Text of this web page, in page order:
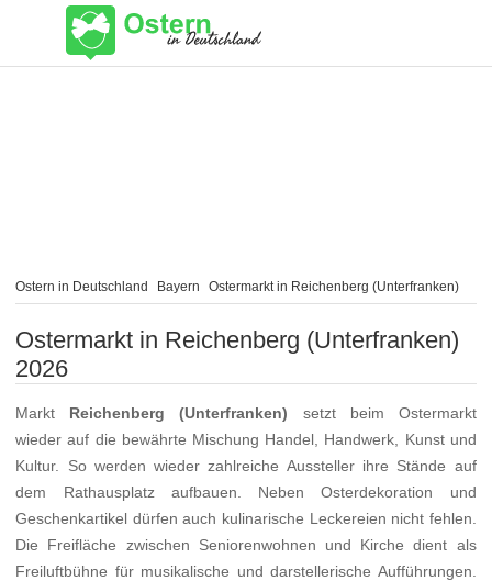
Ostern in Deutschland Bayern Ostermarkt in Reichenberg (Unterfranken)
Ostermarkt in Reichenberg (Unterfranken)
2026
Markt Reichenberg (Unterfranken) setzt beim Ostermarkt
wieder auf die bewährte Mischung Handel, Handwerk, Kunst und
Kultur. So werden wieder zahlreiche Aussteller ihre Stände auf
dem Rathausplatz aufbauen. Neben Osterdekoration und
Geschenkartikel dürfen auch kulinarische Leckereien nicht fehlen.
Die Freifläche zwischen Seniorenwohnen und Kirche dient als
Freiluftbühne für musikalische und darstellerische Aufführungen.